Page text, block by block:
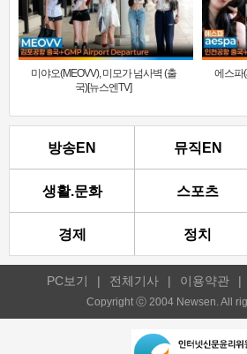
미야오(MEOVV), 미모가 넘사벽 (출
국)[뉴스엔TV]
에스파
방송EN 뮤직EN
생활.문화 스포츠
경제 정치
PC보기 | 전체기사 | 이용약관 |
Copyright ⓒ 2004 Newsen. All